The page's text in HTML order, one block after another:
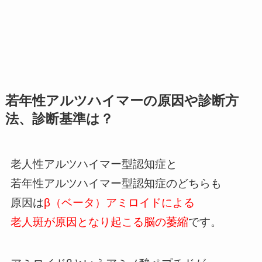
若年性アルツハイマーの原因や診断方
法、診断基準は？
老人性アルツハイマー型認知症と
若年性アルツハイマー型認知症のどちらも
原因はβ（ベータ）アミロイドによる
老人斑が原因となり起こる脳の萎縮です。